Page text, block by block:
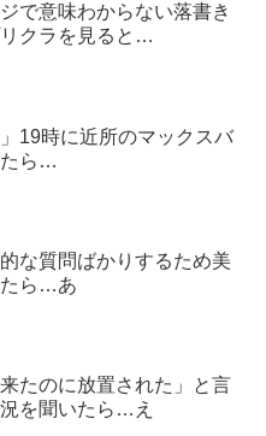
ジで意味わからない落書き
クラを見ると…
」19時に近所のマックスバ
たら…
な質問ばかりするため美
ら…あ
来たのに放置された」と言
を聞いたら…え